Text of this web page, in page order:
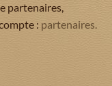
partenaires,
: partenaires.